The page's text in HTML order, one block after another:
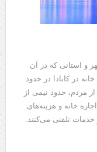
و استانی که در آن
در کانادا در حدود
از مردم، حدود نیمی از
خانه و هزینه‌های
تلفنی می‌کنند.